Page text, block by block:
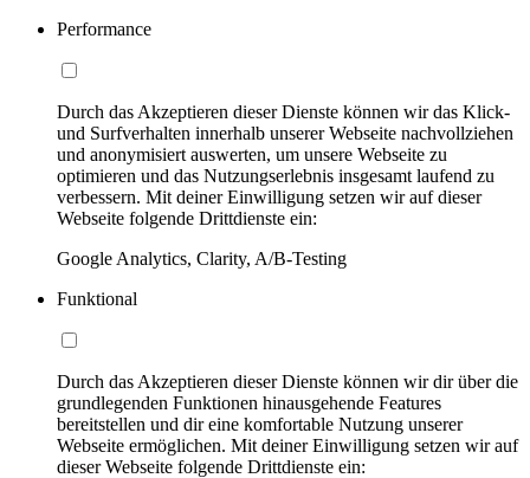
Performance
Durch das Akzeptieren dieser Dienste können wir das Klick-
und Surfverhalten innerhalb unserer Webseite nachvollziehen
und anonymisiert auswerten, um unsere Webseite zu
optimieren und das Nutzungserlebnis insgesamt laufend zu
verbessern. Mit deiner Einwilligung setzen wir auf dieser
Webseite folgende Drittdienste ein:
Google Analytics, Clarity, A/B-Testing
Funktional
Durch das Akzeptieren dieser Dienste können wir dir über die
grundlegenden Funktionen hinausgehende Features
bereitstellen und dir eine komfortable Nutzung unserer
Webseite ermöglichen. Mit deiner Einwilligung setzen wir auf
dieser Webseite folgende Drittdienste ein: